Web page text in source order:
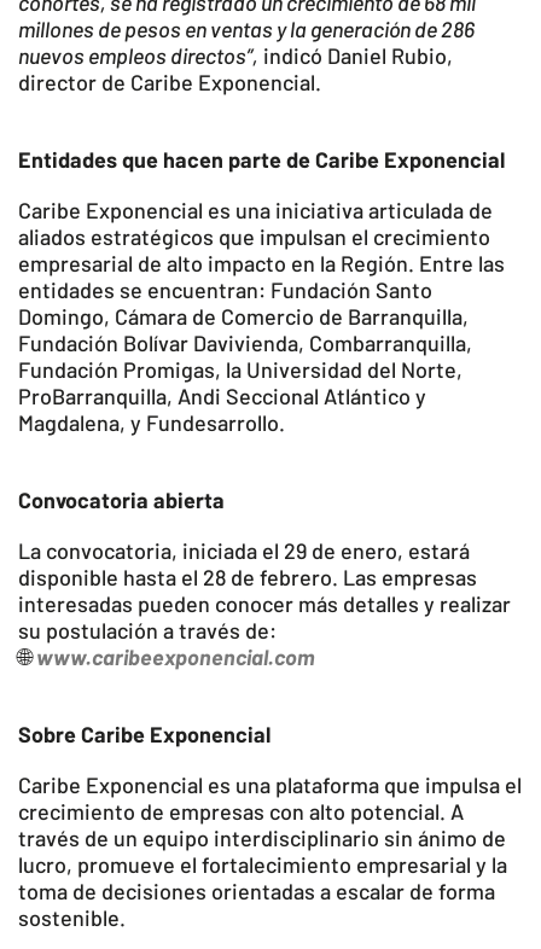
millones de pesos en ventas y la generación de 286
nuevos empleos directos”, indicó Daniel Rubio,
director de Caribe Exponencial.
Entidades que hacen parte de Caribe Exponencial
Caribe Exponencial es una iniciativa articulada de
aliados estratégicos que impulsan el crecimiento
empresarial de alto impacto en la Región. Entre las
entidades se encuentran: Fundación Santo
Domingo, Cámara de Comercio de Barranquilla,
Fundación Bolívar Davivienda, Combarranquilla,
Fundación Promigas, la Universidad del Norte,
ProBarranquilla, Andi Seccional Atlántico y
Magdalena, y Fundesarrollo.
Convocatoria abierta
La convocatoria, iniciada el 29 de enero, estará
disponible hasta el 28 de febrero. Las empresas
interesadas pueden conocer más detalles y realizar
su postulación a través de:
🌐www.caribeexponencial.com
Sobre Caribe Exponencial
Caribe Exponencial es una plataforma que impulsa el
crecimiento de empresas con alto potencial. A
través de un equipo interdisciplinario sin ánimo de
lucro, promueve el fortalecimiento empresarial y la
toma de decisiones orientadas a escalar de forma
sostenible.